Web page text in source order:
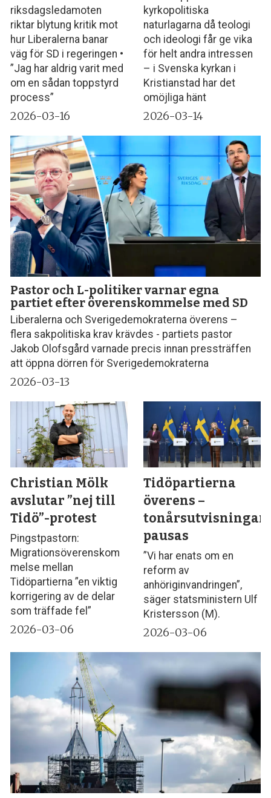
riksdagsledamoten
riktar blytung kritik mot
hur Liberalerna banar
väg för SD i regeringen •
”Jag har aldrig varit med
om en sådan toppstyrd
process”
2026-03-16
kyrkopolitiska
naturlagarna då teologi
och ideologi får ge vika
för helt andra intressen
– i Svenska kyrkan i
Kristianstad har det
omöjliga hänt
2026-03-14
Pastor och L-politiker varnar egna
partiet efter överenskommelse med SD
Liberalerna och Sverigedemokraterna överens –
flera sakpolitiska krav krävdes - partiets pastor
Jakob Olofsgård varnade precis innan pressträffen
att öppna dörren för Sverigedemokraterna
2026-03-13
Christian Mölk
avslutar ”nej till
Tidö”-protest
Pingstpastorn:
Migrationsöverenskom
melse mellan
Tidöpartierna ”en viktig
korrigering av de delar
som träffade fel”
2026-03-06
Tidöpartierna
överens –
tonårsutvisningar
pausas
”Vi har enats om en
reform av
anhöriginvandringen”,
säger statsministern Ulf
Kristersson (M).
2026-03-06